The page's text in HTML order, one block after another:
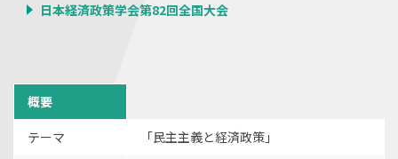
日本経済政策学会第82回全国大会
概要
テーマ
「民主主義と経済政策」